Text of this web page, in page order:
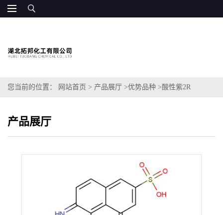
您当前的位置： 网站首页 > 产品展厅 >优势品种 >酸性紫2R
产品展厅